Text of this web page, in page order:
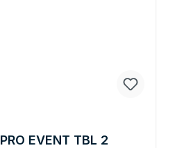
PRO EVENT TBL 2